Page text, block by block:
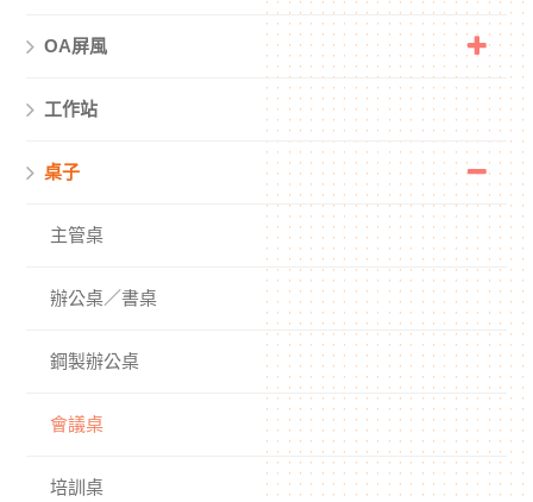
OA屏風
工作站
桌子
主管桌
辦公桌／書桌
鋼製辦公桌
會議桌
培訓桌